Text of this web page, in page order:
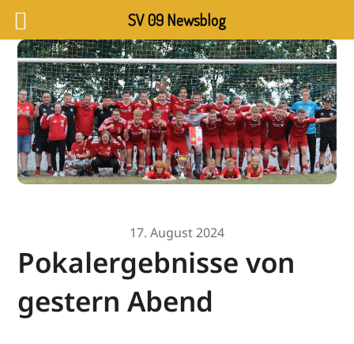
17. August 2024
Pokalergebnisse von
gestern Abend
SV 09 Newsblog